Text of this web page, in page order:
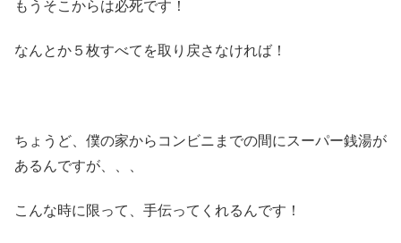
もうそこからは必死です！
なんとか５枚すべてを取り戻さなければ！
ちょうど、僕の家からコンビニまでの間にスーパー銭湯が
あるんですが、、、
こんな時に限って、手伝ってくれるんです！